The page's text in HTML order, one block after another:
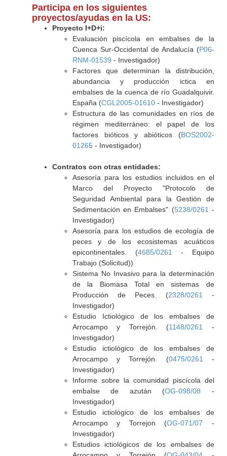
Participa en los siguientes
proyectos/ayudas en la US:
Proyecto I+D+i:
Evaluación piscícola en embalses de la
Cuenca Sur-Occidental de Andalucía (P06-
RNM-01539 - Investigador)
Factores que determinan la distribución,
abundancia y producción ictica en
embalses de la cuenca de río Guadalquivir.
España (CGL2005-01610- Investigador)
Estructura de las comunidades en ríos de
régimen mediterráneo: el papel de los
factores bióticos y abióticos (BOS2002-
01265- Investigador)
Contratos con otras entidades:
Asesoría para los estudios incluidos en el
Marco del Proyecto "Protocolo de
Seguridad Ambiental para la Gestión de
Sedimentación en Embalses" (5238/0261 -
Investigador)
Asesoría para los estudios de ecología de
peces y de los ecosistemas acuáticos
epicontinentales. (4685/0261
- Equipo
Trabajo (Solicitud))
Sistema No Invasivo para la determinación
de la Biomasa Total en sistemas de
Producción de Peces. (2328/0261
-
Investigador)
Estudio Ictiológico de los embalses de
Arrocampo y Torrejón. (1148/0261
-
Investigador)
Estudio ictiológico de los embalses de
Arrocampo y Torrejón. (0475/0261
-
Investigador)
Informe sobre la comunidad piscícola del
embalse de azután (OG-098/08 -
Investigador)
Estudio ictiológico de los embalses de
Arrocampo y Torrejon (OG-071/07 -
Investigador)
Estudios ictiológicos de los embalses de